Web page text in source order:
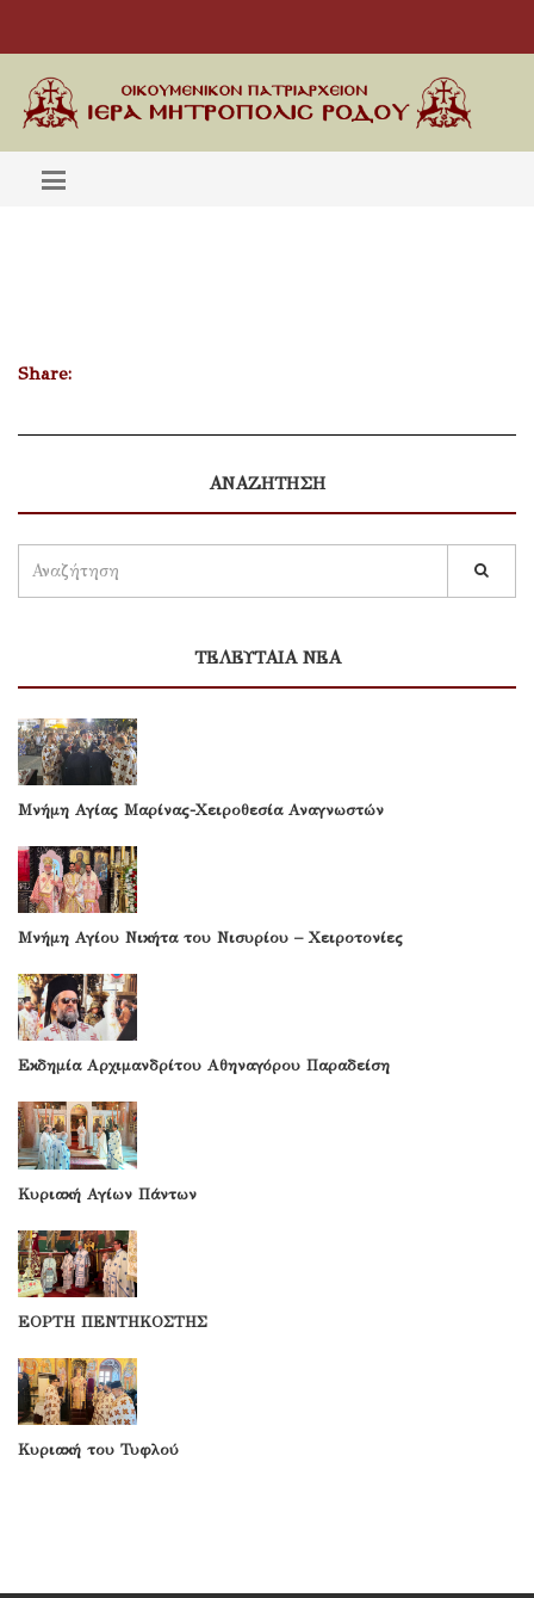
Share:
ΑΝΑΖΗΤΗΣΗ
ΤΕΛΕΥΤΑΙΑ ΝΕΑ
Μνήμη Αγίας Μαρίνας-Χειροθεσία Αναγνωστών
Μνήμη Αγίου Νικήτα του Νισυρίου – Χειροτονίες
Εκδημία Αρχιμανδρίτου Αθηναγόρου Παραδείση
Κυριακή Αγίων Πάντων
ΕΟΡΤΗ ΠΕΝΤΗΚΟΣΤΗΣ
Κυριακή του Τυφλού